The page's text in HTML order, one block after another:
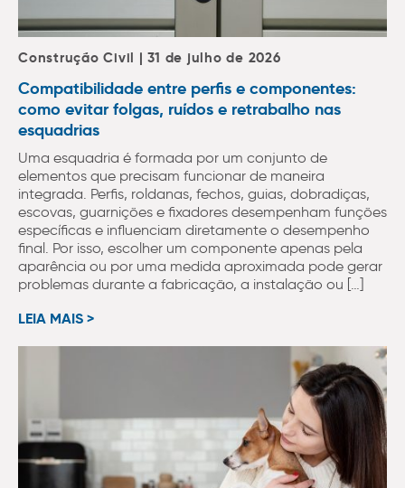
Construção Civil | 31 de julho de 2026
Compatibilidade entre perfis e componentes:
como evitar folgas, ruídos e retrabalho nas
esquadrias
Uma esquadria é formada por um conjunto de
elementos que precisam funcionar de maneira
integrada. Perfis, roldanas, fechos, guias, dobradiças,
escovas, guarnições e fixadores desempenham funções
específicas e influenciam diretamente o desempenho
final. Por isso, escolher um componente apenas pela
aparência ou por uma medida aproximada pode gerar
problemas durante a fabricação, a instalação ou […]
LEIA MAIS >